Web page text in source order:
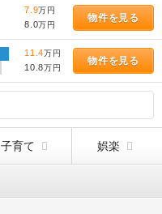
7.9万円
8.0万円
物件を見る
11.4万円
10.8万円
物件を見る
子育て 娯楽